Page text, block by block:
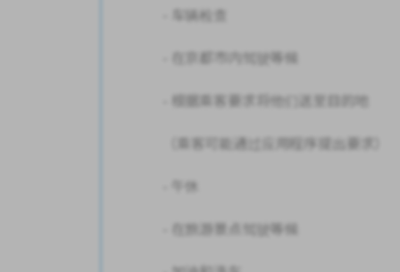
- 车辆检查
- 在京都市内驾驶等候
- 根据乘客要求将他们送至目的地
（乘客可能通过应用程序提出要求）
- 午休
- 在旅游景点驾驶等候